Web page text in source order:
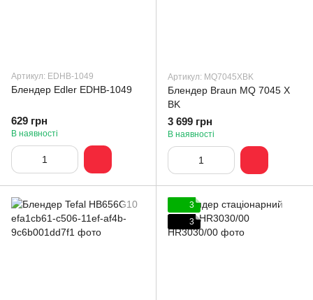
Артикул: EDHB-1049
Блендер Edler EDHB-1049
629 грн
В наявності
Артикул: MQ7045XBK
Блендер Braun MQ 7045 X
BK
3 699 грн
В наявності
3
3